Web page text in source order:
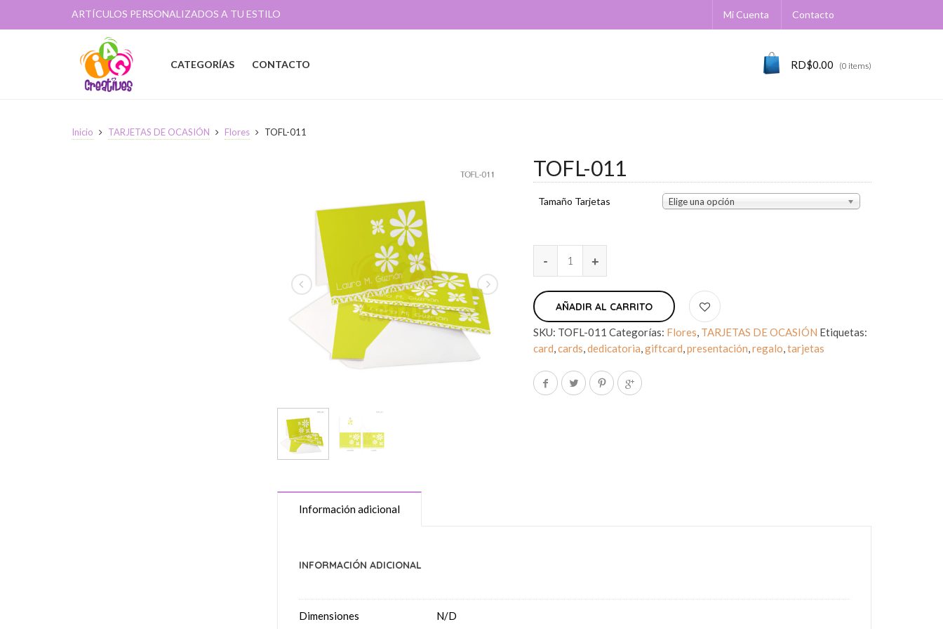
ARTÍCULOS PERSONALIZADOS A TU ESTILO Mi Cuenta Contacto
RD$0.00 (0 items)
CATEGORÍAS CONTACTO
Inicio TARJETAS DE OCASIÓN Flores TOFL-011
TOFL-011
Tamaño Tarjetas Elige una opción
AÑADIR AL CARRITO
SKU: TOFL-011 Categorías: Flores, TARJETAS DE OCASIÓN Etiquetas:
card,cards,dedicatoria,giftcard,presentación,regalo,tarjetas
Información adicional
INFORMACIÓN ADICIONAL
Dimensiones N/D